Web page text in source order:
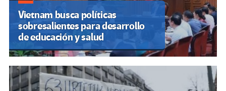
Vietnam busca políticas
sobresalientes para desarrollo
de educación y salud